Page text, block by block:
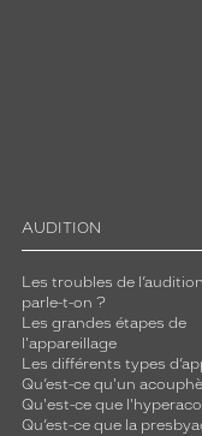
AUDITION
Les troubles de
parle-t-on ?
Les grandes étapes de
l'appareillage
Les différents types
Qu’est-ce qu'un
Qu'est-ce que
Qu’est-ce que la